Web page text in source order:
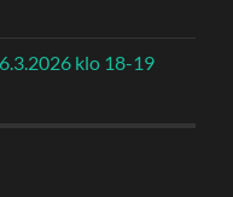
klo 18-19